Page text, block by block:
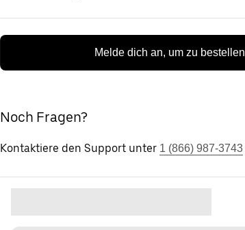
Melde dich an, um zu bestellen
Noch Fragen?
Kontaktiere den Support unter 1 (866) 987-3743